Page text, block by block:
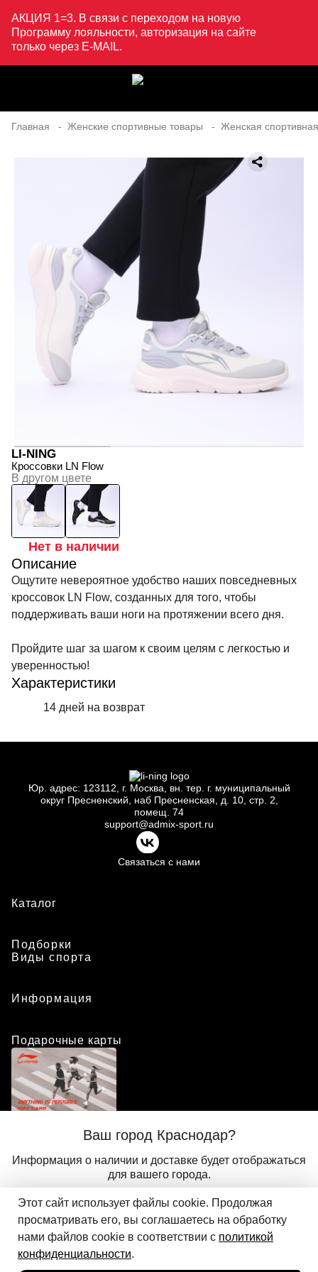
АКЦИЯ 1=3. В связи с переходом на новую
Программу лояльности, авторизация на сайте
только через E-MAIL.
Ваш город Краснодар?
Информация о наличии и доставке будет отображаться
для вашего города.
Главная Женские спортивные товары Женская
LI-NING
Кроссовки LN Flow
В другом цвете
Нет в наличии
Описание
Ощутите невероятное удобство наших повседневных
кроссовок LN Flow, созданных для того, чтобы
поддерживать ваши ноги на протяжении всего дня.
Пройдите шаг за шагом к своим целям с легкостью и
уверенностью!
Характеристики
14 дней на возврат
Юр. адрес: 123112, г. Москва, вн. тер. г. муниципальный
округ Пресненский, наб Пресненская, д.
10, стр. 2,
помещ. 74
support@admix-sport.ru
Связаться с нами
Каталог
Подборки
Виды спорта
Информация
Подарочные карты
Положение о программе лояльности
© 2024 ООО «АДМИКС СПОРТ», официальный дистрибьютор
Li-Ning в России
Этот сайт использует файлы cookie. Продолжая
просматривать его, вы соглашаетесь на обработку
нами файлов cookie в соответствии с политикой
конфиденциальности.